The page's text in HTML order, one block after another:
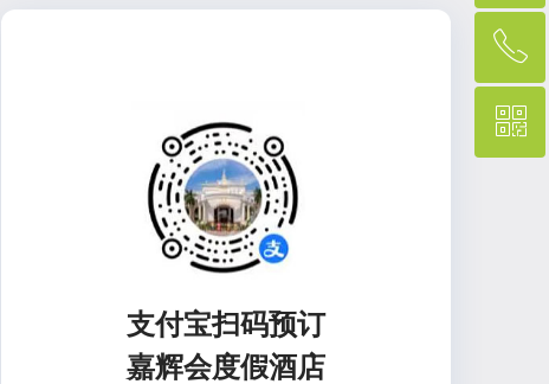
支付宝扫码预订
嘉辉会度假酒店
回到顶部
ꂅ
400-001-8887
ꀥ